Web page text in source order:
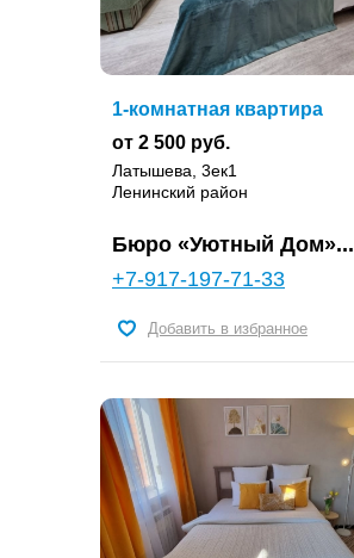
1-комнатная квартира
от 2 500 руб.
Латышева, 3ек1
Ленинский район
Бюро «Уютный Дом»...
+7-917-197-71-33
Добавить в избранное